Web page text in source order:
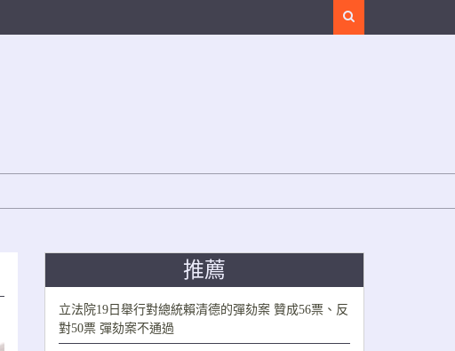
推薦
立法院19日舉行對總統賴清德的彈劾案 贊成56票、反
對50票 彈劾案不通過